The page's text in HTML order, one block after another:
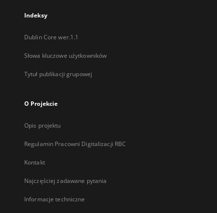
Indeksy
Dublin Core wer.1.1
Słowa kluczowe użytkowników
Tytuł publikacji grupowej
O Projekcie
Opis projektu
Regulamin Pracowni Digitalizacji RBC
Kontakt
Najczęściej zadawane pytania
Informacje techniczne